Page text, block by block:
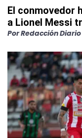
El conmovedor
a Lionel Messi
PorRedacción